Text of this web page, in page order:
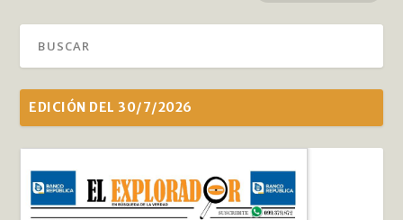
EDICIÓN DEL 30/7/2026